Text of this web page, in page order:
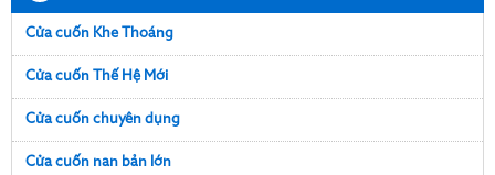
Cửa cuốn Khe Thoáng
Cửa cuốn Thế Hệ Mới
Cửa cuốn chuyên dụng
Cửa cuốn nan bản lớn